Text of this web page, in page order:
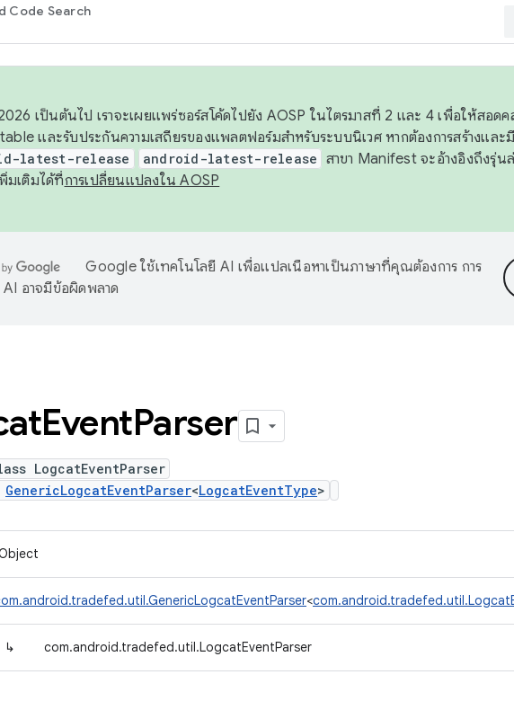
Code Search
เป็นต้นไป เราจะเผยแพร่ซอร์สโค้ดไปยัง AOSP ในไตรมาสที่ 2 และ 4 เพื่อให้สอด
และรับประกันความเสถียรของแพลตฟอร์มสำหรับระบบนิเวศ หากต้องการสร้างและ
latest-release android-latest-release สาขา Manifest จะอ้างอิงถึงรุ่
มเติมได้ที่การเปลี่ยนแปลงใน AOSP
Google ใช้เทคโนโลยี AI เพื่อแปลเนื้อหาเป็นภาษาที่คุณต้องการ การ
อาจมีข้อผิดพลาด
EventParser
LogcatEventParser
GenericLogcatEventParser<LogcatEventType>
<
↳ com.android.tradefed.util.LogcatEventParser